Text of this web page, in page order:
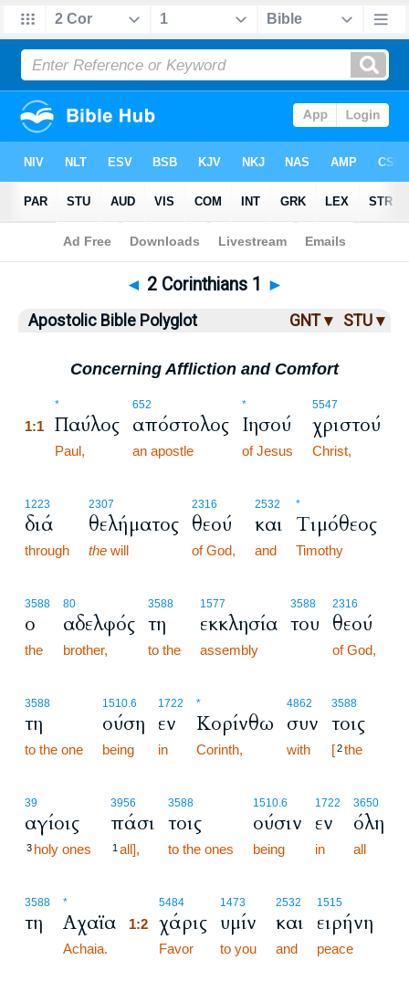
Bible>ABP> 2 Corinthians 1
◄ 2 Corinthians 1 ►
Apostolic Bible Polyglot GNT ▾ STU ▾
Concerning Affliction and Comfort
*
1:1 Παύλος
Paul,
652
απόστολος
an apostle
*
Ιησού
of Jesus
5547
χριστού
Christ,
1223
διά
through
2307
θελήματος
the will
2316
θεού
of God,
2532
και
and
*
Τιμόθεος
Timothy
3588
ο
the
80
αδελφός
brother,
3588
τη
to the
1577
εκκλησία
assembly
3588
του
2316
θεού
of God,
3588
τη
to the one
1510.6
ούση
being
1722
εν
in
*
Κορίνθω
Corinth,
4862
συν
with
3588
τοις
[2the
39
αγίοις
3 holy ones
3956
πάσι
1 all],
3588
τοις
to the ones
1510.6
ούσιν
being
1722
εν
in
3650
όλη
all
3588
τη
*
Αχαϊα
Achaia.
5484
1:2 χάρις
Favor
1473
υμίν
to you
2532
και
and
1515
ειρήνη
peace